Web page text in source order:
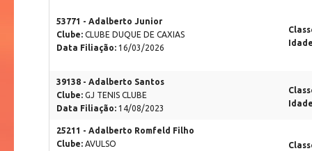
53771 - Adalberto Junior
Clube: CLUBE DUQUE DE CAXIAS
Data Filiação: 16/03/2026
39138 - Adalberto Santos
Clube: GJ TENIS CLUBE
Data Filiação: 14/08/2023
25211 - Adalberto Romfeld Filho
Clube: AVULSO